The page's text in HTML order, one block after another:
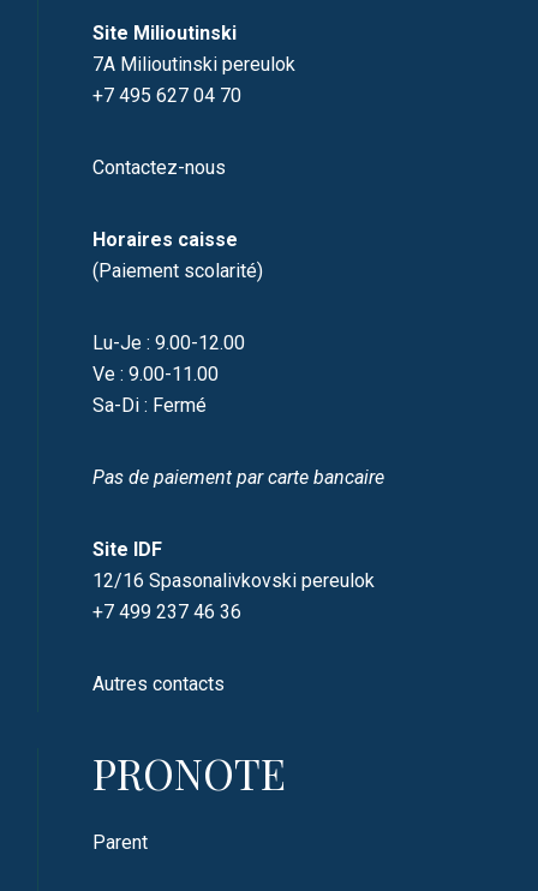
Site Milioutinski
7A Milioutinski pereulok
+7 495 627 04 70
Contactez-nous
Horaires caisse
(Paiement scolarité)
Lu-Je : 9.00-12.00
Ve : 9.00-11.00
Sa-Di : Fermé
Pas de paiement par carte bancaire
Site IDF
12/16 Spasonalivkovski pereulok
+7 499 237 46 36
Autres contacts
PRONOTE
Parent